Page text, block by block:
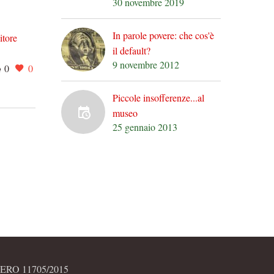
0 0
I militanti di SEL si
domandano: “Che le
abbiamo fatte a fare le
primarie?”
Ieri c’è stato grande
subbuglio nella “base” di
Sinistra Ecologia e Libertà,
04 Gen 2013
In parole povere: che cos'è
il default?
9 novembre 2012
Piccole insofferenze...al
museo
25 gennaio 2013
11705/2015